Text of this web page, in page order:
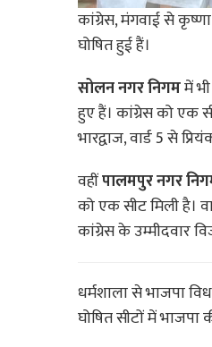
कांग्रेस, मंगवाई से
घोषित हुई हैं।
सोलन नगर निगममें
हुए हैं। कांग्रेस को एक
भारद्वाज, वार्ड 5 से
वहींपालमपुर नगर
को एक सीट मिली है।
कांग्रेस के उम्मीदवार
धर्मशाला से भाजपा
घोषित सीटों में भाजपा